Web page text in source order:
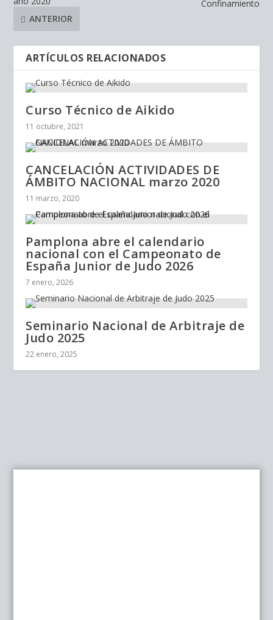
ANTERIOR
Confinamiento
ARTÍCULOS RELACIONADOS
Curso Técnico de Aikido
11 octubre, 2021
CANCELACIÓN ACTIVIDADES DE
ÁMBITO NACIONAL marzo 2020
11 marzo, 2020
Pamplona abre el calendario
nacional con el Campeonato de
España Junior de Judo 2026
7 enero, 2026
Seminario Nacional de Arbitraje de
Judo 2025
22 enero, 2025